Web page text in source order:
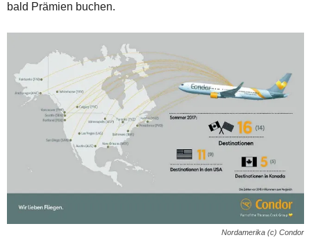
bald Prämien buchen.
Nordamerika (c) Condor